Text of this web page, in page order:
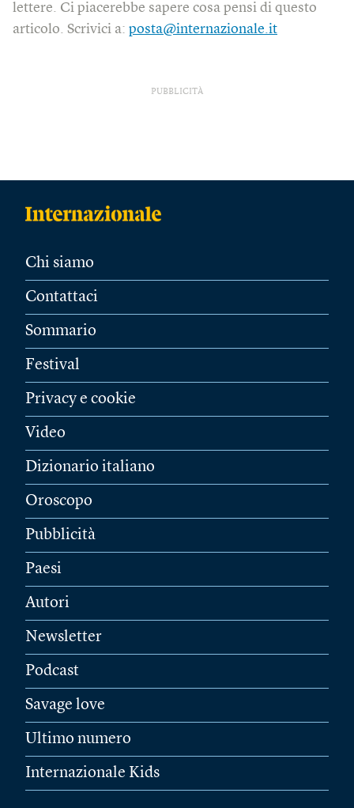
lettere. Ci piacerebbe sapere cosa pensi di questo
articolo. Scrivici a: posta@internazionale.it
PUBBLICITÀ
Chi siamo
Contattaci
Sommario
Festival
Privacy e cookie
Video
Dizionario italiano
Oroscopo
Pubblicità
Paesi
Autori
Newsletter
Podcast
Savage love
Ultimo numero
Internazionale Kids